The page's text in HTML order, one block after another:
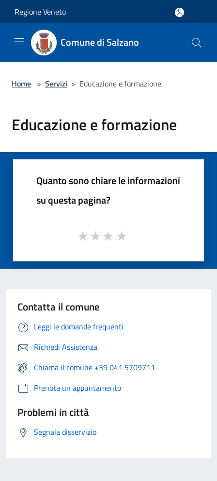
Regione Veneto
Comune di Salzano
Home > Servizi > Educazione e formazione
Educazione e formazione
Quanto sono chiare le informazioni
su questa pagina?
Contatta il comune
Leggi le domande frequenti
Richiedi Assistenza
Chiama il comune +39 041 5709711
Prenota un appuntamento
Problemi in città
Segnala disservizio